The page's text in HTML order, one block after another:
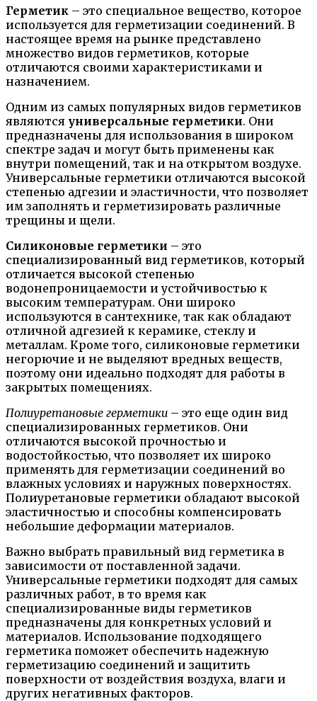
Герметик – это специальное вещество, которое
используется для герметизации соединений. В
настоящее время на рынке представлено
множество видов герметиков, которые
отличаются своими характеристиками и
назначением.
Одним из самых популярных видов герметиков
являются универсальные герметики. Они
предназначены для использования в широком
спектре задач и могут быть применены как
внутри помещений, так и на открытом воздухе.
Универсальные герметики отличаются высокой
степенью адгезии и эластичности, что позволяет
им заполнять и герметизировать различные
трещины и щели.
Силиконовые герметики – это
специализированный вид герметиков, который
отличается высокой степенью
водонепроницаемости и устойчивостью к
высоким температурам. Они широко
используются в сантехнике, так как обладают
отличной адгезией к керамике, стеклу и
металлам. Кроме того, силиконовые герметики
негорючие и не выделяют вредных веществ,
поэтому они идеально подходят для работы в
закрытых помещениях.
Полиуретановые герметики – это еще один вид
специализированных герметиков. Они
отличаются высокой прочностью и
водостойкостью, что позволяет их широко
применять для герметизации соединений во
влажных условиях и наружных поверхностях.
Полиуретановые герметики обладают высокой
эластичностью и способны компенсировать
небольшие деформации материалов.
Важно выбрать правильный вид герметика в
зависимости от поставленной задачи.
Универсальные герметики подходят для самых
различных работ, в то время как
специализированные виды герметиков
предназначены для конкретных условий и
материалов. Использование подходящего
герметика поможет обеспечить надежную
герметизацию соединений и защитить
поверхности от воздействия воздуха, влаги и
других негативных факторов.